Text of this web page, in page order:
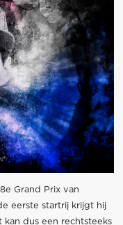
Grand Prix van
eerste startrij krijgt hij
kan dus een rechtsteeks